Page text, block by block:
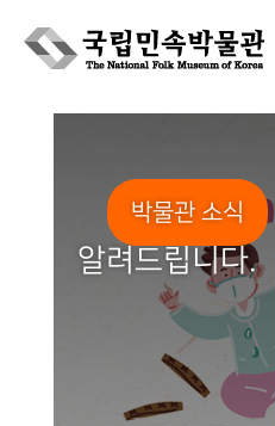
Skip
박물관 소식
알려드립니다.